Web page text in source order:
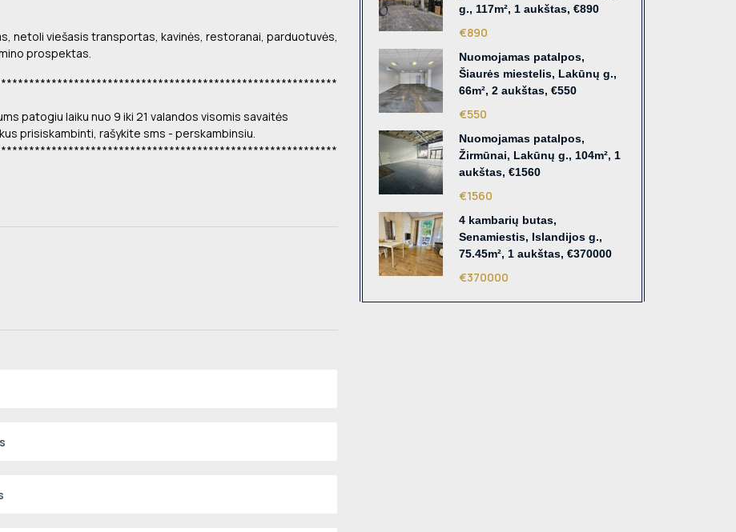
netoli viešasis transportas, kavinės, restoranai, parduotuvės,
prospektas.
patogiu laiku nuo 9 iki 21 valandos visomis savaitės
prisiskambinti, rašykite sms - perskambinsiu.
g., 117m², 1 aukštas, €890
€890
Nuomojamas patalpos,
Šiaurės miestelis, Lakūnų g.,
66m², 2 aukštas, €550
€550
Nuomojamas patalpos,
Žirmūnai, Lakūnų g., 104m², 1
aukštas, €1560
€1560
4 kambarių butas,
Senamiestis, Islandijos g.,
75.45m², 1 aukštas, €370000
€370000